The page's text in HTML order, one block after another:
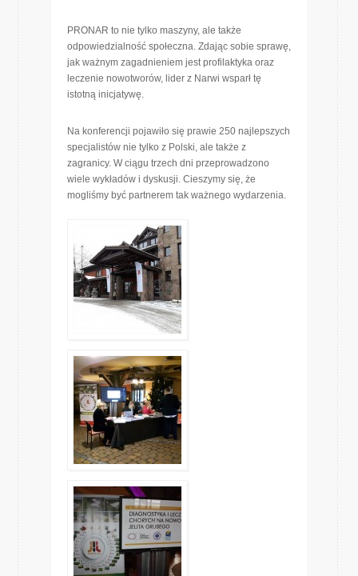
PRONAR to nie tylko maszyny, ale także
odpowiedzialność społeczna. Zdając sobie sprawę,
jak ważnym zagadnieniem jest profilaktyka oraz
leczenie nowotworów, lider z Narwi wsparł tę
istotną inicjatywę.
Na konferencji pojawiło się prawie 250 najlepszych
specjalistów nie tylko z Polski, ale także z
zagranicy. W ciągu trzech dni przeprowadzono
wiele wykładów i dyskusji. Cieszymy się, że
mogliśmy być partnerem tak ważnego wydarzenia.